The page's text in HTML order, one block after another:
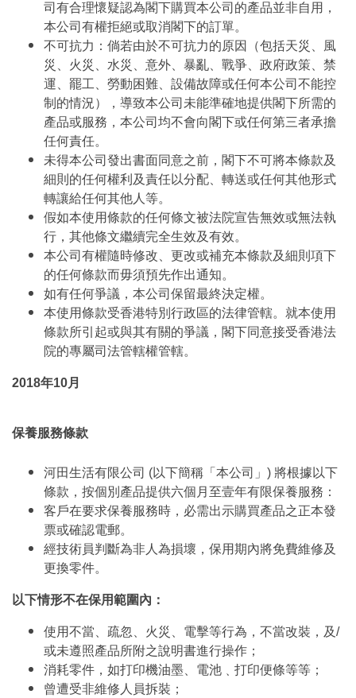
司有合理懷疑認為閣下購買本公司的產品並非自用，
本公司有權拒絕或取消閣下的訂單。
不可抗力：倘若由於不可抗力的原因（包括天災、風
災、火災、水災、意外、暴亂、戰爭、政府政策、禁
運、罷工、勞動困難、設備故障或任何本公司不能控
制的情況），導致本公司未能準確地提供閣下所需的
產品或服務，本公司均不會向閣下或任何第三者承擔
任何責任。
未得本公司發出書面同意之前，閣下不可將本條款及
細則的任何權利及責任以分配、轉送或任何其他形式
轉讓給任何其他人等。
假如本使用條款的任何條文被法院宣告無效或無法執
行，其他條文繼續完全生效及有效。
本公司有權隨時修改、更改或補充本條款及細則項下
的任何條款而毋須預先作出通知。
如有任何爭議，本公司保留最終決定權。
本使用條款受香港特別行政區的法律管轄。就本使用
條款所引起或與其有關的爭議，閣下同意接受香港法
院的專屬司法管轄權管轄。
2018年10月
保養服務條款
河田生活有限公司 (以下簡稱「本公司」) 將根據以下
條款，按個別產品提供六個月至壹年有限保養服務：
客戶在要求保養服務時，必需出示購買產品之正本發
票或確認電郵。
經技術員判斷為非人為損壞，保用期內將免費維修及
更換零件。
以下情形不在保用範圍內：
使用不當、疏忽、火災、電擊等行為，不當改裝，及/
或未遵照產品所附之說明書進行操作；
消耗零件，如打印機油墨、電池﹑打印便條等等；
曾遭受非維修人員拆裝；